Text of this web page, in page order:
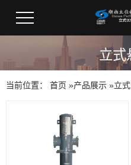
立式
当前位置： 首页 »产品展示 »立